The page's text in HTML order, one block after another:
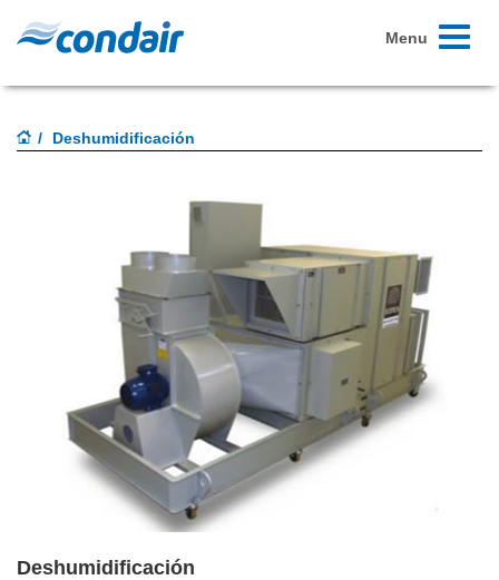
Toggle
Menu
Deshumidificación
Deshumidificación